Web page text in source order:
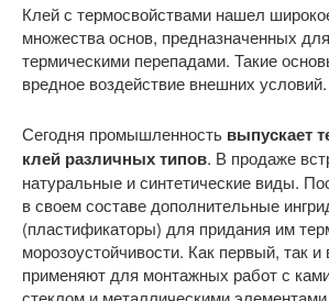
Клей с термосвойствами нашел
множества основ, предназначенных
термическими перепадами. Такие
вредное воздействие внешних условий.
Сегодня промышленность выпускает
клей различных типов. В продаже
натуральные и синтетические виды.
в своем составе дополнительные
(пластификаторы) для придания им
морозоустойчивости. Как первый, так и
применяют для монтажных работ с